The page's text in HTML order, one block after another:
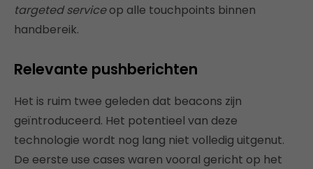
targeted serviceop alle touchpoints binnen
handbereik.
Relevante pushberichten
Het is ruim twee geleden dat beacons zijn
geïntroduceerd. Het potentieel van deze
technologie wordt nog lang niet volledig uitgenut.
De eerste use cases waren vooral gericht op het